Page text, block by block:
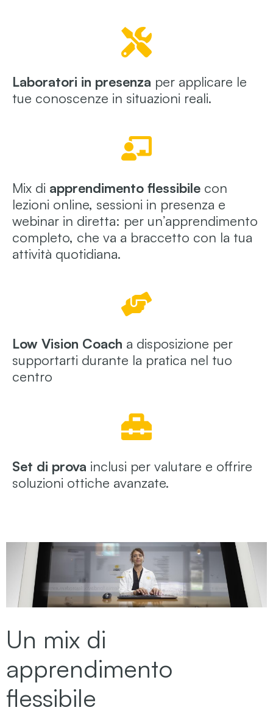
Laboratori in presenza per applicare le
tue conoscenze in situazioni reali.
Mix di apprendimento flessibile con
lezioni online, sessioni in presenza e
webinar in diretta: per un’apprendimento
completo, che va a braccetto con la tua
attività quotidiana.
Low Vision Coach a disposizione per
supportarti durante la pratica nel tuo
centro
Set di prova inclusi per valutare e offrire
soluzioni ottiche avanzate.
Un mix di
apprendimento
flessibile